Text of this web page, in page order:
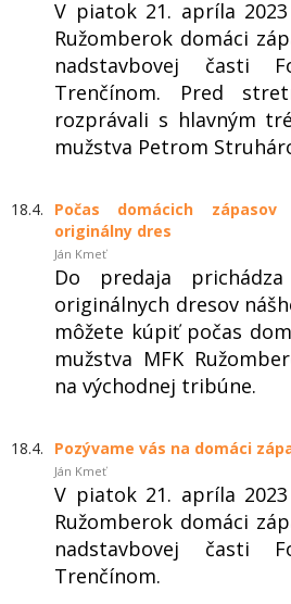
V piatok 21. apríla
Ružomberok domáci
nadstavbovej časti
Trenčínom. Pred
rozprávali s hlavným
mužstva Petrom
18.4.
Počas domácich
originálny dres
Ján Kmeť
Do predaja
originálnych dresov
môžete kúpiť počas
mužstva MFK
na východnej tribúne.
18.4. Pozývame vás na domáci
Ján Kmeť
V piatok 21. apríla
Ružomberok domáci
nadstavbovej časti
Trenčínom.